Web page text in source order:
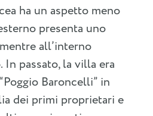
ha un aspetto meno
presenta uno
all’interno
passato, la villa era
Baroncelli” in
dei primi proprietari e